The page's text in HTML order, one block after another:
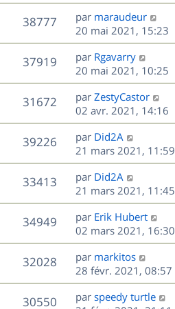
a
g
e
e
s
s
a
g
e
s
e
r
m
e
s
s
a
g
e
u
s
r
n
i
e
r
m
e
s
s
a
g
e
38777V
u
s
D
e
r
n
i
e
r
m
e
s
s
a
g
e
par maraudeur
20 mai 2021, 15:23
37919V
u
e
D
e
r
n
i
e
r
m
e
s
s
a
g
e
par Rgavarry
20 mai 2021, 10:25
31672V
u
e
s
D
e
r
n
i
e
r
m
e
s
s
a
g
e
par ZestyCastor
02 avr. 2021, 14:16
39226V
u
e
s
D
e
r
n
i
e
r
m
e
s
s
a
g
par Did2A
21 mars 2021, 11:59
33413V
u
s
D
e
r
n
i
e
r
m
e
s
par Did2A
21 mars 2021, 11:45
34949V
u
e
s
D
e
r
n
i
e
r
par Erik Hubert
02 mars 2021, 16:30
32028V
u
D
e
r
n
par markitos
28 févr. 2021, 08:57
30550V
D
par speedy turtle